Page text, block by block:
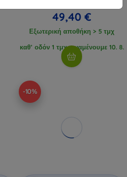
49,40 €
Εξωτερική αποθήκη > 5 τμχ
καθ’ οδόν 1 τμχ, αναμένουμε 10. 8.
2026
-10%